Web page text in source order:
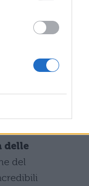
il re.
: la
e
delle
del